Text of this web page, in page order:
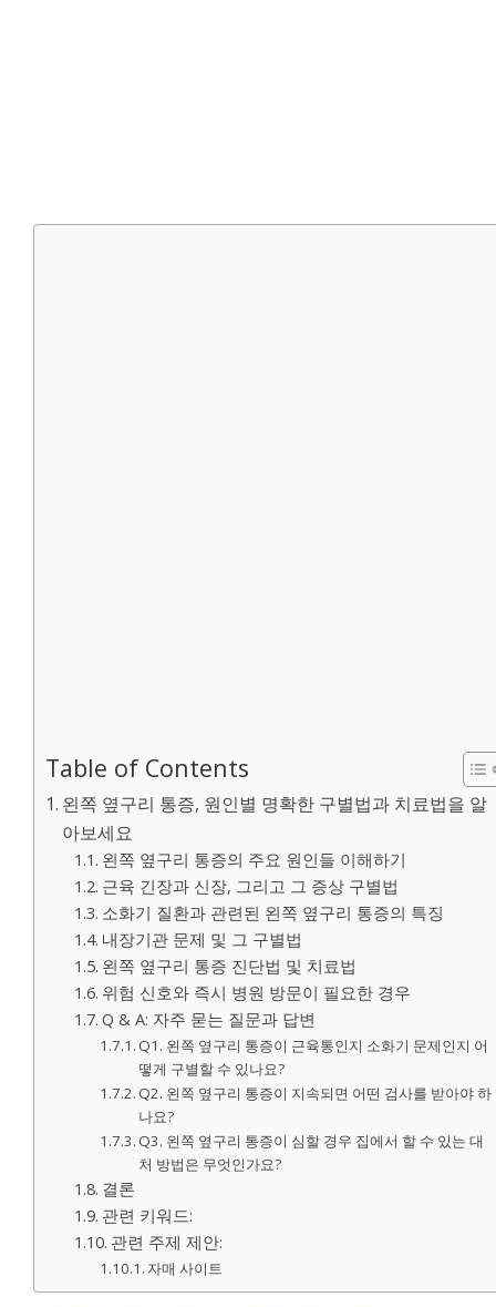
Table of Contents
왼쪽 옆구리 통증, 원인별 명확한 구별법과 치료법을 알
아보세요
왼쪽 옆구리 통증의 주요 원인들 이해하기
근육 긴장과 신장, 그리고 그 증상 구별법
소화기 질환과 관련된 왼쪽 옆구리 통증의 특징
내장기관 문제 및 그 구별법
왼쪽 옆구리 통증 진단법 및 치료법
위험 신호와 즉시 병원 방문이 필요한 경우
Q & A: 자주 묻는 질문과 답변
Q1. 왼쪽 옆구리 통증이 근육통인지 소화기 문제인지 어
떻게 구별할 수 있나요?
Q2. 왼쪽 옆구리 통증이 지속되면 어떤 검사를 받아야 하
나요?
Q3. 왼쪽 옆구리 통증이 심할 경우 집에서 할 수 있는 대
처 방법은 무엇인가요?
결론
관련 키워드:
관련 주제 제안:
자매 사이트